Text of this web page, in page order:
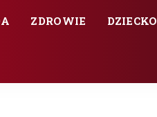
ZDROWIE DZIECKO